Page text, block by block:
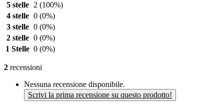
5 stelle 2 (100%)
4 stelle 0 (0%)
3 stelle 0 (0%)
2 stelle 0 (0%)
1 Stelle 0 (0%)
2 recensioni
Nessuna recensione disponibile.
Scrivi la prima recensione su questo prodotto!